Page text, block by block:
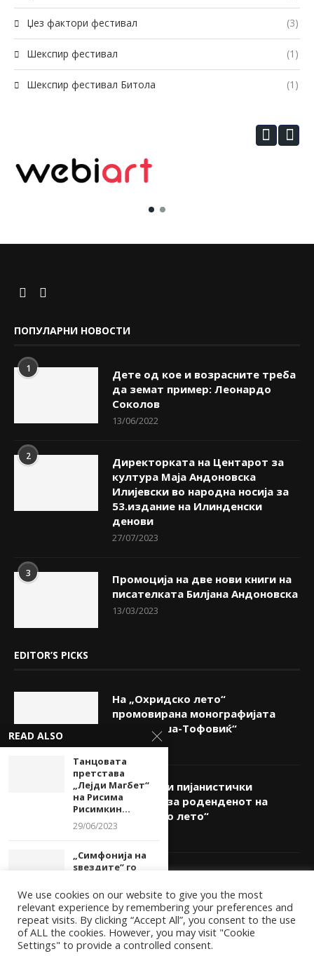
Џез фактори фестивал (3)
Шекспир фестивал (1)
Шекспир фестивал Битола (1)
ПОПУЛАРНИ НОВОСТИ
1
Дете од кое и возрасните треба
да земат пример: Леонардо
Соколов
13/06/2022
2
Директорката на Центарот за
култура Маја Андоновска
Илијевски во народна носија за
53.издание на Илинденски
денови
27/07/2023
3
Промоција на две нови книги на
писателката Билјана Андоновска
13/03/2023
EDITOR’S PICKS
На „Охридско лето“
промовирана монографијата
„Ана Липша-Тофовиќ“
05/08/2026
„Вокален и пијанистички
огномет“ за роденденот на
„Охридско лето“
05/08/2026
Триото „Интерарт“ со концерт
на Бит фест
05/08/2026
READ ALSO
Танцовата
претстава
„Лејди Магбет“
на Рисима
Рисимкин...
29/06/2023
„Симфонија на
ѕвездите“ го
ФЕСТ
03/07/2024
Изложбата
„Визии-Глава
We use cookies on our website to give you the most
relevant experience by remembering your preferences and
repeat visits. By clicking “Accept All”, you consent to the use
of ALL the cookies. However, you may visit "Cookie
Settings" to provide a controlled consent.